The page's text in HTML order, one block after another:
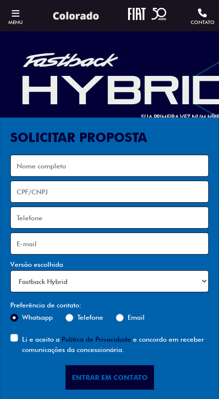
MENU CONTATO
SOLICITAR PROPOSTA
Versão escolhida
Preferência de contato:
Whatsapp
Telefone Email
Li e aceito a Política de Privacidade e concordo em receber
comunicações da concessionária.
ENTRAR EM CONTATO